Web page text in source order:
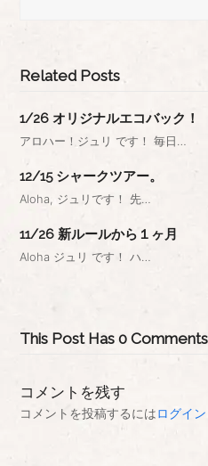
Related Posts
1/26 オリジナルエコバック！
アロハー！ジュリ です！ 毎日…
12/15 シャークツアー。
Aloha, ジュリです！ 先…
11/26 新ルールから１ヶ月
Aloha ジュリ です！ ハ…
This Post Has 0 Comments
コメントを残す
コメントを投稿するにはログイン